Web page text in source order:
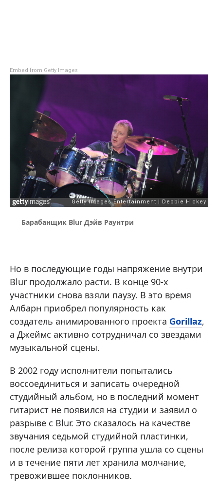
Embed from Getty Images
Барабанщик Blur Дэйв Раунтри
Но в последующие годы напряжение внутри
Blur продолжало расти. В конце 90-х
участники снова взяли паузу. В это время
Албарн приобрел популярность как
создатель анимированного проекта Gorillaz,
а Джеймс активно сотрудничал со звездами
музыкальной сцены.
В 2002 году исполнители попытались
воссоединиться и записать очередной
студийный альбом, но в последний момент
гитарист не появился на студии и заявил о
разрыве с Blur. Это сказалось на качестве
звучания седьмой студийной пластинки,
после релиза которой группа ушла со сцены
и в течение пяти лет хранила молчание,
тревожившее поклонников.